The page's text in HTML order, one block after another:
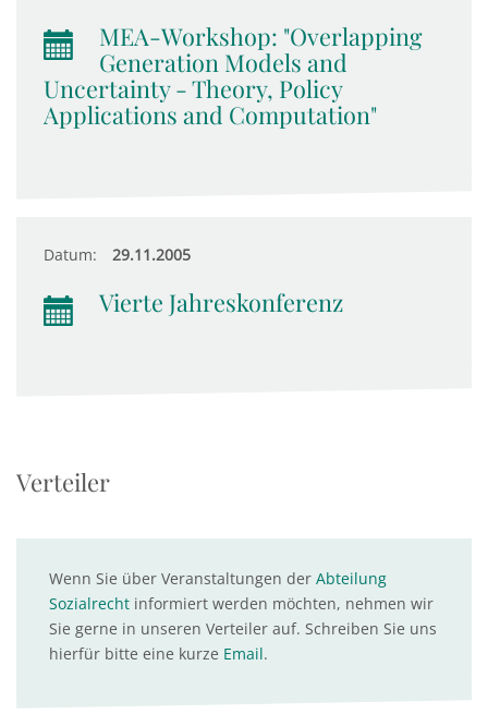
MEA-Workshop: "Overlapping
Generation Models and
Uncertainty - Theory, Policy
Applications and Computation"
Datum: 29.11.2005
Vierte Jahreskonferenz
Verteiler
Wenn Sie über Veranstaltungen der Abteilung
Sozialrecht informiert werden möchten, nehmen wir
Sie gerne in unseren Verteiler auf. Schreiben Sie uns
hierfür bitte eine kurze Email.